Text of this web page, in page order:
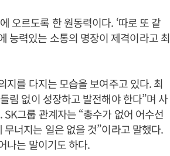
오르도록 한 원동력이다. ‘따로 또 같
능력있는 소통의 명장이 제격이라고 최
지를 다지는 모습을 보여주고 있다. 최
림 없이 성장하고 발전해야 한다”며 사
그룹 관계자는 “총수가 없어 어수선
너지는 일은 없을 것”이라고 말했다.
나는 말이기도 하다.